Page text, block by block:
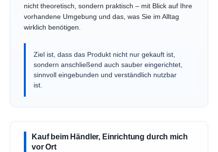
nicht theoretisch, sondern praktisch – mit Blick auf Ihre
vorhandene Umgebung und das, was Sie im Alltag
wirklich benötigen.
Ziel ist, dass das Produkt nicht nur gekauft ist,
sondern anschließend auch sauber eingerichtet,
sinnvoll eingebunden und verständlich nutzbar
ist.
Kauf beim Händler, Einrichtung durch mich
vor Ort